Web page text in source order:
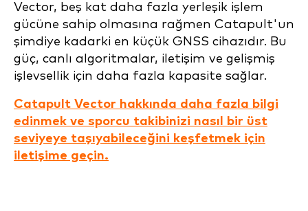
Vector, beş kat daha fazla yerleşik işlem
gücüne sahip olmasına rağmen Catapult'un
şimdiye kadarki en küçük GNSS cihazıdır. Bu
güç, canlı algoritmalar, iletişim ve gelişmiş
işlevsellik için daha fazla kapasite sağlar.
Catapult Vector hakkında daha fazla bilgi
edinmek ve sporcu takibinizi nasıl bir üst
seviyeye taşıyabileceğini keşfetmek için
iletişime geçin.